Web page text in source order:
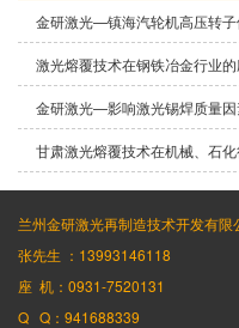
金研激光—镇海汽轮机高压转子
激光熔覆技术在钢铁冶金行业
金研激光—影响激光锡焊质量因
甘肃激光熔覆技术在机械、石
兰州金研激光再制造技术开发有限
张先生 ：13993146118
座 机：0931-7520131
Q Q：941688339